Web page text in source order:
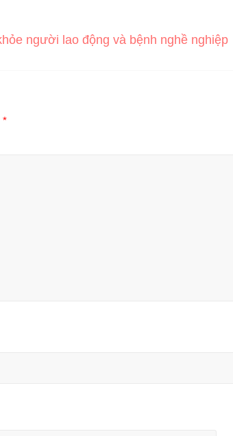
người lao động và bệnh nghề nghiệp
*